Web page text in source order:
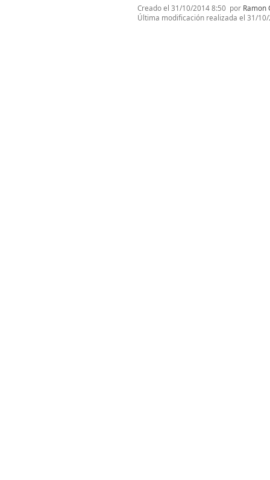
Creado el 31/10/2014 8:50 por Ramon
Última modificación realizada el 31/